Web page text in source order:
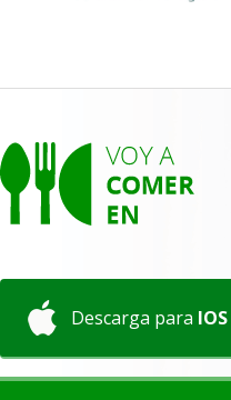
Descarga para IOS